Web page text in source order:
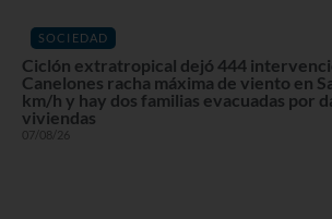
SOCIEDAD
Ciclón extratropical dejó 444
Canelones racha máxima de viento en
km/h y hay dos familias evacuadas por
viviendas
07/08/26